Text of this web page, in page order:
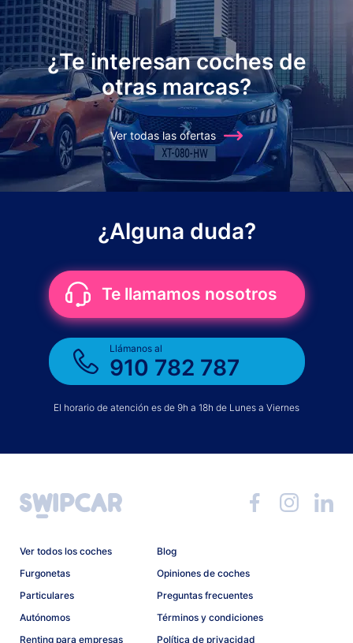
¿Te interesan coches de
otras marcas?
Ver todas las ofertas
¿Alguna duda?
Te llamamos nosotros
Llámanos al
910 782 787
El horario de atención es de 9h a 18h de Lunes a Viernes
Ver todos los coches
Furgonetas
Particulares
Autónomos
Renting para empresas
Blog
Opiniones de coches
Preguntas frecuentes
Términos y condiciones
Política de privacidad